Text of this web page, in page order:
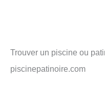
Trouver un piscine ou
piscinepatinoire.com